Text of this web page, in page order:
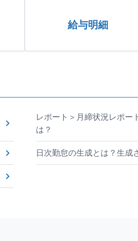
給与明細
レポート＞月締状況レポー
は？
日次勤怠の生成とは？生成